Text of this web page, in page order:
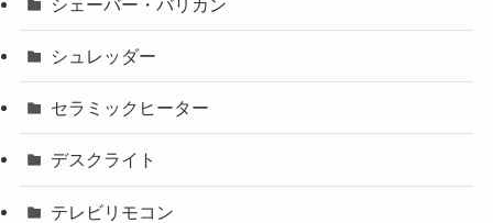
シェーバー・バリカン
シュレッダー
セラミックヒーター
デスクライト
テレビリモコン